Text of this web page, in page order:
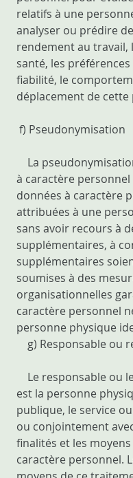
relatifs à une
analyser ou prédire
rendement au travail,
santé, les
fiabilité, le
déplacement de
f) Pseudonymisation
La
à caractère
données à caractère
attribuées à une
sans avoir recours à
supplémentaires, à
supplémentaires
soumises à des
organisationnelles
caractère personnel
personne physique
g) Responsable ou
Le responsable ou
est la personne
publique, le service
ou conjointement
finalités et les
caractère personnel.